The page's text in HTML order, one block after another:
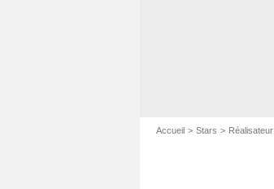
Accueil Stars Réalisateur